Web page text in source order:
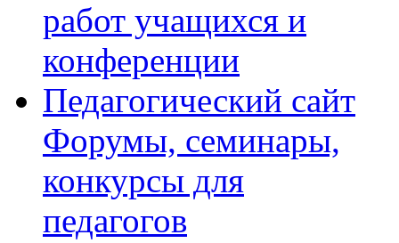
работ учащихся и
конференции
Педагогический сайт
Форумы, семинары,
конкурсы для
педагогов